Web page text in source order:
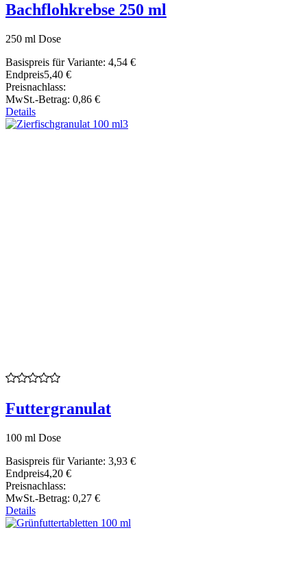
Bachflohkrebse 250 ml
250 ml Dose
Basispreis für Variante: 4,54 €
Endpreis5,40 €
Preisnachlass:
MwSt.-Betrag: 0,86 €
Details
Futtergranulat
100 ml Dose
Basispreis für Variante: 3,93 €
Endpreis4,20 €
Preisnachlass:
MwSt.-Betrag: 0,27 €
Details